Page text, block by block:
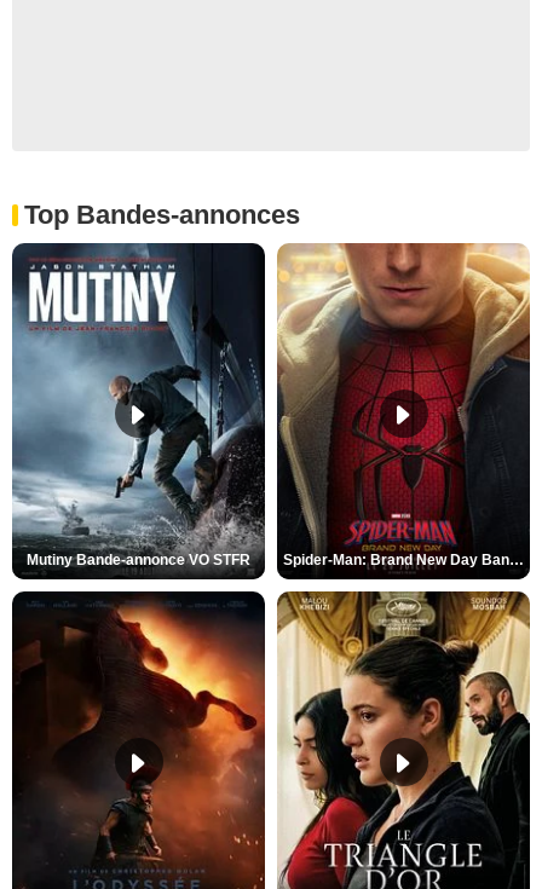
Top Bandes-annonces
Mutiny Bande-annonce VO STFR Spider-Man: Brand New Day Bande-annonce VO STFR